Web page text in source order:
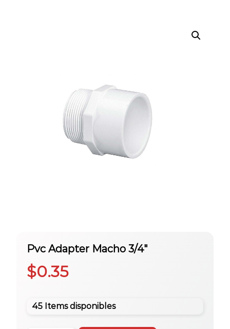
Pvc Adapter Macho 3/4″
$0.35
45 Items disponibles